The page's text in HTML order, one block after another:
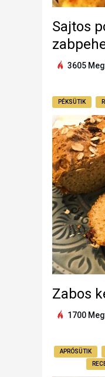
Sajtos
3605
PÉKSÜTIK
Zabos
1700
APRÓSÜTIK